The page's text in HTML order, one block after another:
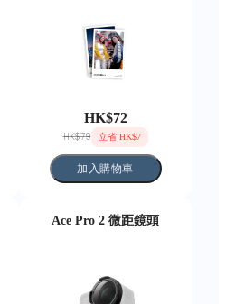
HK$72
立省 HK$7
HK$79
加入購物車
Ace Pro 2 微距鏡頭